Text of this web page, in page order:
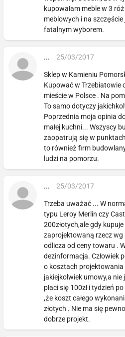
kupowałam meble w 3
meblowych i na szczęście
fatalnym wyborem.
... 25/03/2017
Sklep w Kamieniu
Kupować w Trzebiatowie
mieście w Polsce . Na
To samo dotyczy
Poprzednia moja opinia
małej kuchni... Wszyscy
zaopatrują się w
to również firm
ludzi na pomorzu.
... 25/03/2017
Trzeba uważać ... W
typu Leroy Merlin czy
200złotych,ale gdy
zaprojektowaną rzecz
odlicza od ceny towaru .
dezinformacja. Człowiek
o kosztach
jakiejkolwiek umowy,a
płaci się 100zł i tydzień
,że koszt całego
złotych . Nie ma się
dobrze projekt.